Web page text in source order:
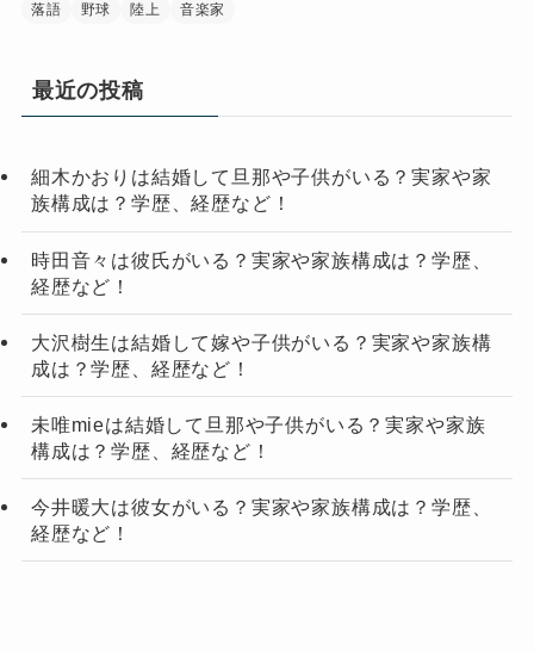
落語
野球 陸上 音楽家
最近の投稿
細木かおりは結婚して旦那や子供がいる？実家や家
族構成は？学歴、経歴など！
時田音々は彼氏がいる？実家や家族構成は？学歴、
経歴など！
大沢樹生は結婚して嫁や子供がいる？実家や家族構
成は？学歴、経歴など！
未唯mieは結婚して旦那や子供がいる？実家や家族
構成は？学歴、経歴など！
今井暖大は彼女がいる？実家や家族構成は？学歴、
経歴など！